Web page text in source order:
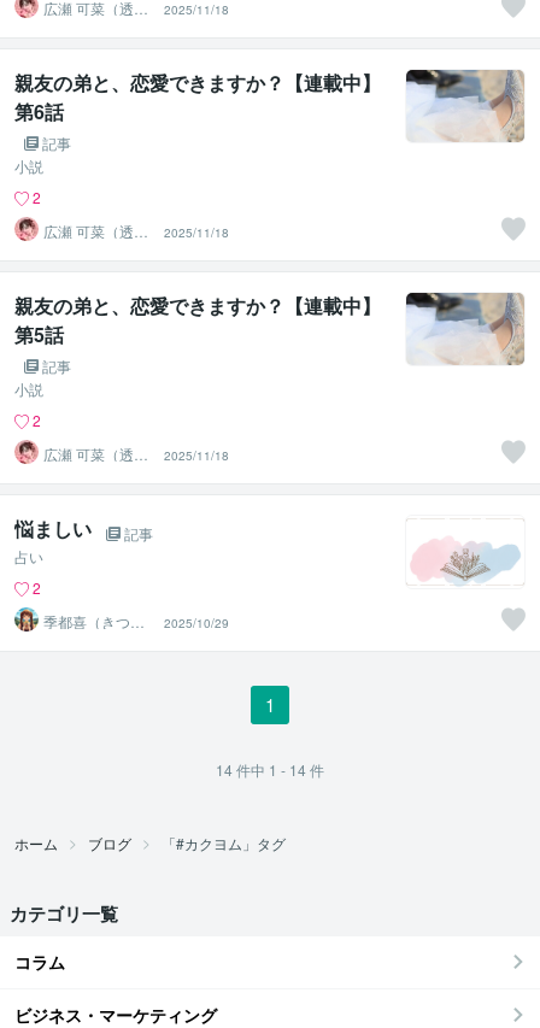
広瀬 可菜（透視
タロット⭐占い
師）
2025/11/18
親友の弟と、恋愛できますか？【連載中】
第6話
記事
小説
2
広瀬 可菜（透視
タロット⭐占い
師）
2025/11/18
親友の弟と、恋愛できますか？【連載中】
第5話
記事
小説
2
広瀬 可菜（透視
タロット⭐占い
師）
2025/11/18
悩ましい
記事
占い
2
季都喜（きつ
き）
2025/10/29
1
14件中 1 - 14件
ホーム ブログ 「#カクヨム」タグ
カテゴリ一覧
コラム
ビジネス・マーケティング